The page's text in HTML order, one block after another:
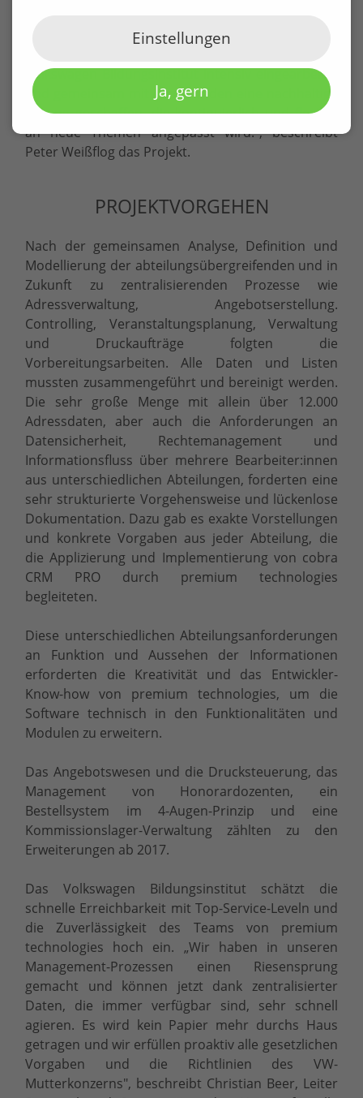
bei der Konzeption des neuen Systems. “Wir haben
Volkswagen Bildungsinstitut intensiv eingearbeitet
und gemeinsam mit dem Kunden eine nachhaltige
Lösung geschaffen, die kontinuierlich und flexibel
an neue Themen angepasst wird.", beschreibt
Peter Weißflog das Projekt.
PROJEKTVORGEHEN
Nach der gemeinsamen Analyse, Definition und
Modellierung der abteilungsübergreifenden und in
Zukunft zu zentralisierenden Prozesse wie
Adressverwaltung, Angebotserstellung.
Controlling, Veranstaltungsplanung, Verwaltung
und Druckaufträge folgten die
Vorbereitungsarbeiten. Alle Daten und Listen
mussten zusammengeführt und bereinigt werden.
Die sehr große Menge mit allein über 12.000
Adressdaten, aber auch die Anforderungen an
Datensicherheit, Rechtemanagement und
Informationsfluss über mehrere Bearbeiter:innen
aus unterschiedlichen Abteilungen, forderten eine
sehr strukturierte Vorgehensweise und lückenlose
Dokumentation. Dazu gab es exakte Vorstellungen
und konkrete Vorgaben aus jeder Abteilung, die
die Applizierung und Implementierung von cobra
CRM PRO durch premium technologies
begleiteten.
Diese unterschiedlichen Abteilungsanforderungen
an Funktion und Aussehen der Informationen
erforderten die Kreativität und das Entwickler-
Know-how von premium technologies, um die
Software technisch in den Funktionalitäten und
Modulen zu erweitern.
Das Angebotswesen und die Drucksteuerung, das
Management von Honorardozenten, ein
Bestellsystem im 4-Augen-Prinzip und eine
Kommissionslager-Verwaltung zählten zu den
Erweiterungen ab 2017.
Das Volkswagen Bildungsinstitut schätzt die
schnelle Erreichbarkeit mit Top-Service-Leveln und
die Zuverlässigkeit des Teams von premium
technologies hoch ein. „Wir haben in unseren
Management-Prozessen einen Riesensprung
gemacht und können jetzt dank zentralisierter
Daten, die immer verfügbar sind, sehr schnell
agieren. Es wird kein Papier mehr durchs Haus
getragen und wir erfüllen proaktiv alle gesetzlichen
Vorgaben und die Richtlinien des VW­
Mutterkonzerns", beschreibt Christian Beer, Leiter
Einstellungen
Ja, gern